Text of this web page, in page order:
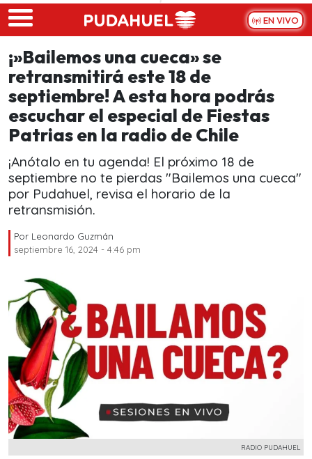
Skip to main content
EN VIVO
¡»Bailemos una cueca» se
retransmitirá este 18 de
septiembre! A esta hora podrás
escuchar el especial de Fiestas
Patrias en la radio de Chile
¡Anótalo en tu agenda! El próximo 18 de
septiembre no te pierdas "Bailemos una cueca"
por Pudahuel, revisa el horario de la
retransmisión.
Por Leonardo Guzmán
septiembre 16, 2024 - 4:46 pm
RADIO PUDAHUEL